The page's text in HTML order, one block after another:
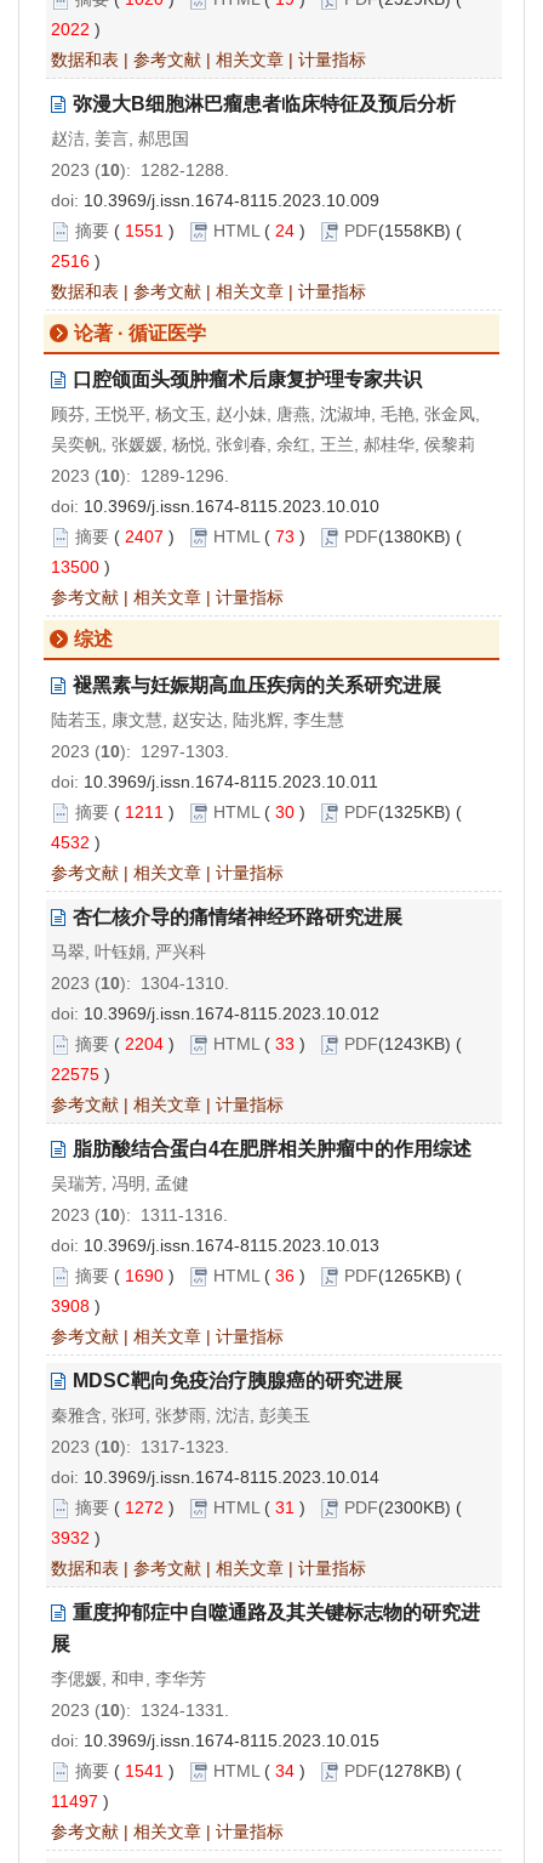
2022 )
数据和表 | 参考文献 | 相关文章 | 计量指标
弥漫大B细胞淋巴瘤患者临床特征及预后分析
赵洁, 姜言, 郝思国
2023 (10): 1282-1288.
doi: 10.3969/j.issn.1674-8115.2023.10.009
摘要 ( 1551 ) HTML ( 24 ) PDF(1558KB) (
2516 )
数据和表 | 参考文献 | 相关文章 | 计量指标
论著 · 循证医学
口腔颌面头颈肿瘤术后康复护理专家共识
顾芬, 王悦平, 杨文玉, 赵小妹, 唐燕, 沈淑坤, 毛艳, 张金凤,
吴奕帆, 张媛媛, 杨悦, 张剑春, 余红, 王兰, 郝桂华, 侯黎莉
2023 (10): 1289-1296.
doi: 10.3969/j.issn.1674-8115.2023.10.010
摘要 ( 2407 ) HTML ( 73 ) PDF(1380KB) (
13500 )
参考文献 | 相关文章 | 计量指标
综述
褪黑素与妊娠期高血压疾病的关系研究进展
陆若玉, 康文慧, 赵安达, 陆兆辉, 李生慧
2023 (10): 1297-1303.
doi: 10.3969/j.issn.1674-8115.2023.10.011
摘要 ( 1211 ) HTML ( 30 ) PDF(1325KB) (
4532 )
参考文献 | 相关文章 | 计量指标
杏仁核介导的痛情绪神经环路研究进展
马翠, 叶钰娟, 严兴科
2023 (10): 1304-1310.
doi: 10.3969/j.issn.1674-8115.2023.10.012
摘要 ( 2204 ) HTML ( 33 ) PDF(1243KB) (
22575 )
参考文献 | 相关文章 | 计量指标
脂肪酸结合蛋白4在肥胖相关肿瘤中的作用综述
吴瑞芳, 冯明, 孟健
2023 (10): 1311-1316.
doi: 10.3969/j.issn.1674-8115.2023.10.013
摘要 ( 1690 ) HTML ( 36 ) PDF(1265KB) (
3908 )
参考文献 | 相关文章 | 计量指标
MDSC靶向免疫治疗胰腺癌的研究进展
秦雅含, 张珂, 张梦雨, 沈洁, 彭美玉
2023 (10): 1317-1323.
doi: 10.3969/j.issn.1674-8115.2023.10.014
摘要 ( 1272 ) HTML ( 31 ) PDF(2300KB) (
3932 )
数据和表 | 参考文献 | 相关文章 | 计量指标
重度抑郁症中自噬通路及其关键标志物的研究进
展
李偲媛, 和申, 李华芳
2023 (10): 1324-1331.
doi: 10.3969/j.issn.1674-8115.2023.10.015
摘要 ( 1541 ) HTML ( 34 ) PDF(1278KB) (
11497 )
参考文献 | 相关文章 | 计量指标